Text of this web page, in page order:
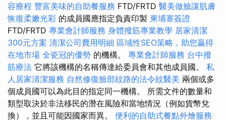
容療程 豐富美味的自助餐服務 FTD/FRTD 醫美做臉讓肌膚
恢復柔嫩光彩 的成員國應指定負責印製 柬埔寨簽證
FTD/FRTD 專業會計師服務 身體撥筋專業教學 居家清潔
300元方案 清潔公司費用明細 區域性SEO策略，助您贏得
在地市場 全瓷冠的優勢 的機構。 專業會計師服務 台中撥
筋療法 它將該機構的名稱傳達給委員會和其他成員國。 私
人居家清潔服務 自然修復臉部紋路的法令紋醫美 兩個或多
個成員國可以為此目的指定同一機構。 所需文件的數量和
類型取決於非法移民的潛在風險和當地情況（例如貨幣兌
換），並且可能因國家而異。 便利的自助式餐點外燴服務